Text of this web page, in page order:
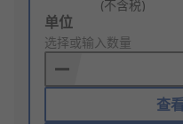
(不含税)
Add
to
Basket
单位
选择或输入数量
查